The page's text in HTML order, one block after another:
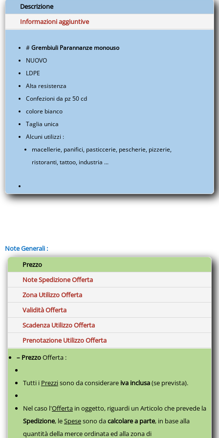
-
Gastronomia
Industria
EUITAABTE05A.S014.005A
quantità
a
€79,50
Descrizione
Informazioni aggiuntive
#Grembiuli Parannanze monouso
NUOVO
LDPE
Alta resistenza
Confezioni da pz 50 cd
colore bianco
Taglia unica
Alcuni utilizzi :
macellerie, panifici, pasticcerie, pescherie, pizzerie,
ristoranti, tattoo, industria ...
Note Generali :
Prezzo
Note Spedizione Offerta
Zona Utilizzo Offerta
Validità Offerta
Scadenza Utilizzo Offerta
Prenotazione Utilizzo Offerta
– PrezzoOfferta :
Tutti i Prezzisono da considerare iva inclusa(se prevista).
Nel caso l'Offerta in oggetto, riguardi un Articolo che prevede la
Spedizione, leSpesesono dacalcolare a parte, in base alla
quantità della merce ordinata ed alla zona di